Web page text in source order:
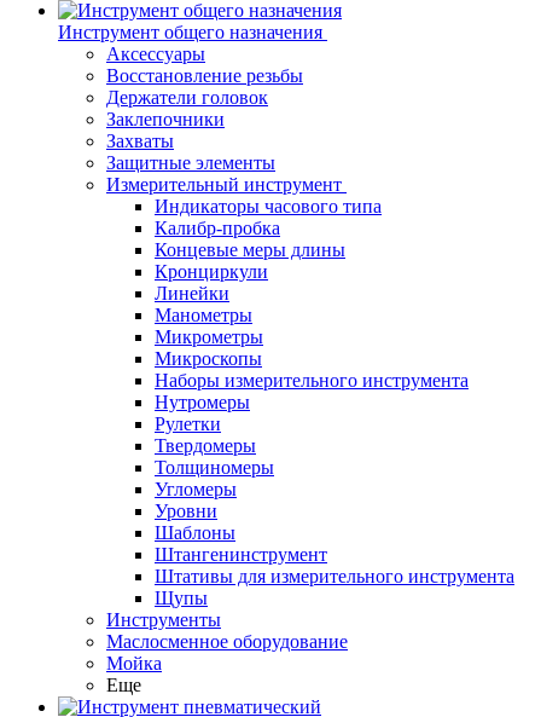
Инструмент общего назначения
Аксессуары
Восстановление резьбы
Держатели головок
Заклепочники
Захваты
Защитные элементы
Измерительный инструмент
Индикаторы часового типа
Калибр-пробка
Концевые меры длины
Кронциркули
Линейки
Манометры
Микрометры
Микроскопы
Наборы измерительного инструмента
Нутромеры
Рулетки
Твердомеры
Толщиномеры
Угломеры
Уровни
Шаблоны
Штангенинструмент
Штативы для измерительного инструмента
Щупы
Инструменты
Маслосменное оборудование
Мойка
Еще